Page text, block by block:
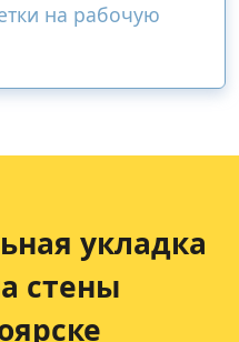
на рабочую
укладка
стены